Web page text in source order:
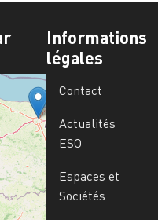
Informations
légales
Contact
Actualités
ESO
Espaces et
Sociétés